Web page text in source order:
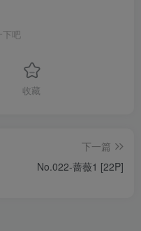
下吧
收藏
下一篇
No.022-蔷薇1 [22P]